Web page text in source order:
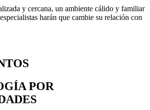
y cercana, un ambiente cálido y familiar
harán que cambie su relación con
POR